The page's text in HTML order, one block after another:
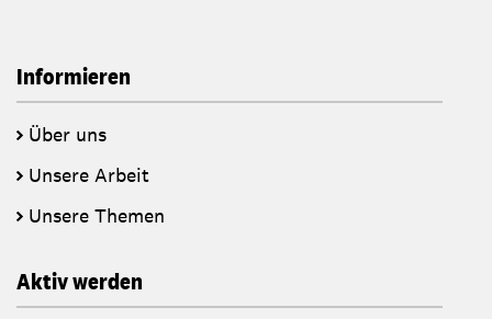
Informieren
Über uns
Unsere Arbeit
Unsere Themen
Aktiv werden